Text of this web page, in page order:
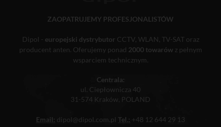
ZAOPATRUJEMY PROFESJONALISTÓW
Dipol - europejski dystrybutor CCTV, WLAN, TV-SAT oraz
producent anten. Oferujemy ponad 2000 towarówz pełnym
wsparciem technicznym.
Centrala:
ul. Ciepłownicza 40
31-574 Kraków, POLAND
Email: dipol@dipol.com.pl Tel.: +48 12 644 29 13